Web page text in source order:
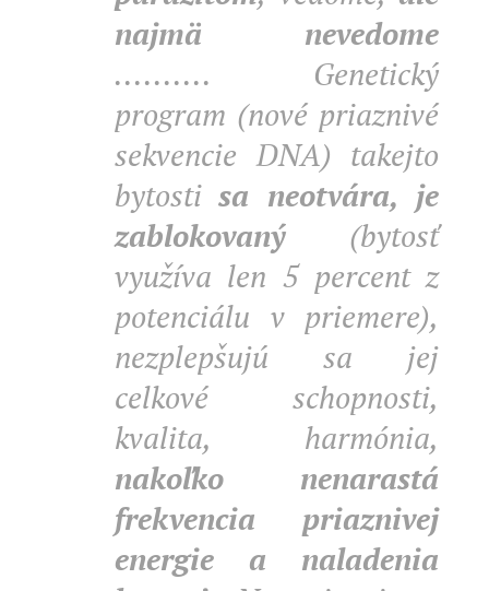
najmä nevedome
.......... Genetický
program (nové priaznivé
sekvencie DNA) takejto
bytostisa neotvára, je
zablokovaný (bytosť
využíva len 5 percent z
potenciálu v priemere),
nezplepšujú sa jej
celkové schopnosti,
kvalita, harmónia,
nakoľko nenarastá
frekvencia priaznivej
energie a naladenia